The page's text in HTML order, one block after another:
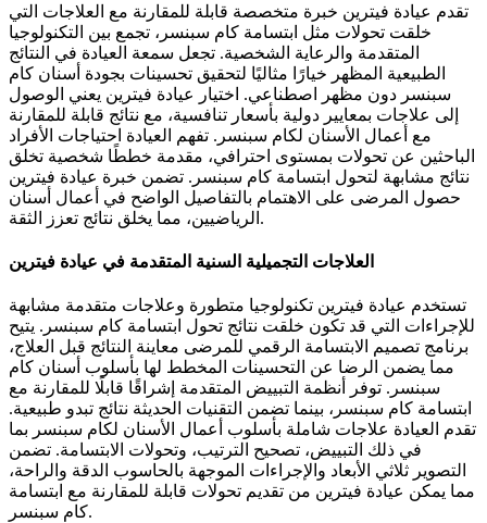
تقدم عيادة فيترين خبرة متخصصة قابلة للمقارنة مع العلاجات التي
خلقت تحولات مثل ابتسامة كام سبنسر، تجمع بين التكنولوجيا
المتقدمة والرعاية الشخصية. تجعل سمعة العيادة في النتائج
الطبيعية المظهر خيارًا مثاليًا لتحقيق تحسينات بجودة أسنان كام
سبنسر دون مظهر اصطناعي. اختيار عيادة فيترين يعني الوصول
إلى علاجات بمعايير دولية بأسعار تنافسية، مع نتائج قابلة للمقارنة
مع أعمال الأسنان لكام سبنسر. تفهم العيادة احتياجات الأفراد
الباحثين عن تحولات بمستوى احترافي، مقدمة خططًا شخصية تخلق
نتائج مشابهة لتحول ابتسامة كام سبنسر. تضمن خبرة عيادة فيترين
حصول المرضى على الاهتمام بالتفاصيل الواضح في أعمال أسنان
الرياضيين، مما يخلق نتائج تعزز الثقة.
العلاجات التجميلية السنية المتقدمة في عيادة فيترين
تستخدم عيادة فيترين تكنولوجيا متطورة وعلاجات متقدمة مشابهة
للإجراءات التي قد تكون خلقت نتائج تحول ابتسامة كام سبنسر. يتيح
برنامج تصميم الابتسامة الرقمي للمرضى معاينة النتائج قبل العلاج،
مما يضمن الرضا عن التحسينات المخطط لها بأسلوب أسنان كام
سبنسر. توفر أنظمة التبييض المتقدمة إشراقًا قابلًا للمقارنة مع
ابتسامة كام سبنسر، بينما تضمن التقنيات الحديثة نتائج تبدو طبيعية.
تقدم العيادة علاجات شاملة بأسلوب أعمال الأسنان لكام سبنسر بما
في ذلك التبييض، تصحيح الترتيب، وتحولات الابتسامة. تضمن
التصوير ثلاثي الأبعاد والإجراءات الموجهة بالحاسوب الدقة والراحة،
مما يمكن عيادة فيترين من تقديم تحولات قابلة للمقارنة مع ابتسامة
كام سبنسر.